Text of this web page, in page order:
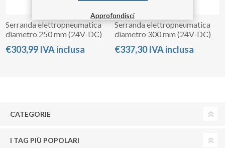
Serranda elettropneumatica
diametro 250 mm (24V-DC)
€303,99 IVA inclusa
Serranda elettropneumatica
diametro 300 mm (24V-DC)
€337,30 IVA inclusa
CATEGORIE
I TAG PIÙ POPOLARI
Approfondisci